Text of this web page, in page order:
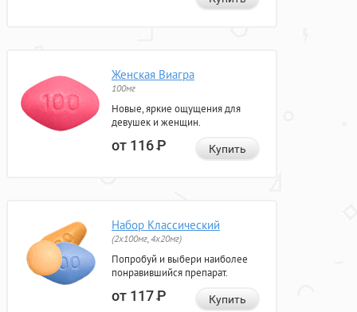
Женская Виагра
100мг
Новые, яркие ощущения для
девушек и женщин.
от 116Р Купить
Набор Классический
(2x100мг, 4x20мг)
Попробуй и выбери наиболее
понравившийся препарат.
от 117Р Купить